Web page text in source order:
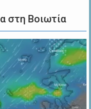
στη Βοιωτία